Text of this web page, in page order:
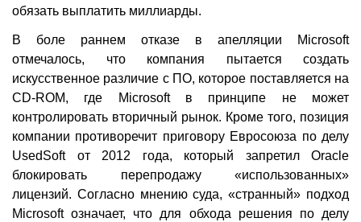
обязать выплатить миллиарды.
В боле раннем отказе в апелляции Microsoft
отмечалось, что компания пытается создать
искусственное различие с ПО, которое поставляется на
CD-ROM, где Microsoft в принципе не может
контролировать вторичный рынок. Кроме того, позиция
компании противоречит приговору Евросоюза по делу
UsedSoft от 2012 года, который запретил Oracle
блокировать перепродажу «использованных»
лицензий. Согласно мнению суда, «странный» подход
Microsoft означает, что для обхода решения по делу